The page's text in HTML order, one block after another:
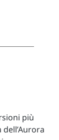
più